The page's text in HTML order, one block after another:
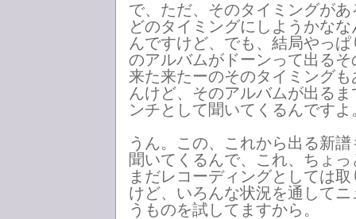
で、ただ、そのタイミングがあ
どのタイミングにしようかな
んですけど、でも、結局やっ
のアルバムがドーンって出る
来た来たーのそのタイミング
んけど、そのアルバムが出る
ンチとして聞いてくるんですよ
うん。この、これから出る新
聞いてくるんで、これ、ちょ
まだレコーディングとしては
けど、いろんな状況を通して
うものを試してますから。